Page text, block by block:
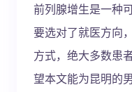
前列腺增生是一种
要选对了就医方向
方式，绝大多数患
望本文能为昆明的